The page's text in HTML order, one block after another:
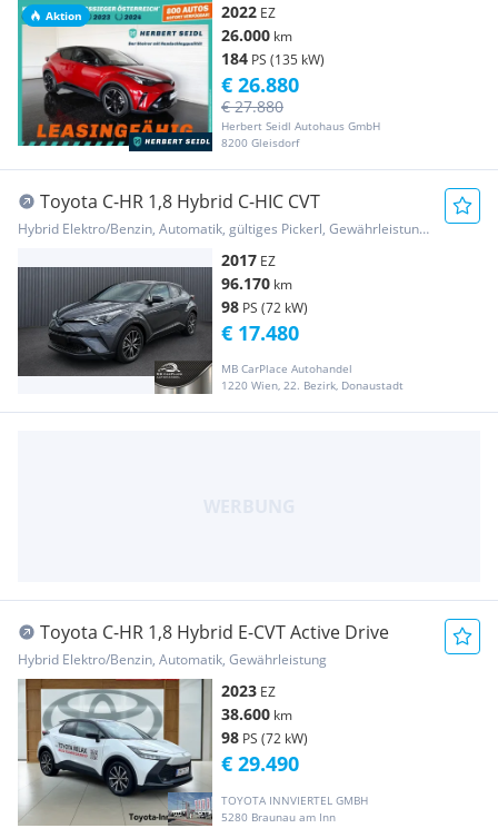
Aktion 2022 EZ
26.000 km
184 PS (135 kW)
Herbert Seidl Autohaus GmbH
8200 Gleisdorf
€ 27.880
€ 26.880
Toyota C-HR 1,8 Hybrid C-HIC CVT
Hybrid Elektro/Benzin, Automatik, gültiges Pickerl, Gewährleistung, Garantie
2017 EZ
96.170 km
98 PS (72 kW)
MB CarPlace Autohandel
1220 Wien, 22. Bezirk, Donaustadt
€ 17.480
Toyota C-HR 1,8 Hybrid E-CVT Active Drive
Hybrid Elektro/Benzin, Automatik, Gewährleistung
2023 EZ
38.600 km
98 PS (72 kW)
TOYOTA INNVIERTEL GMBH
5280 Braunau am Inn
€ 29.490